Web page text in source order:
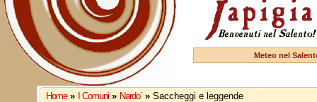
Meteo nel
Home » I Comuni » Nardo` » Saccheggi e leggende